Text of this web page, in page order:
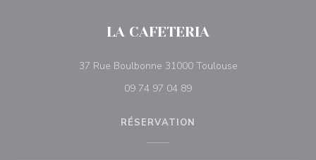
LA CAFETERIA
37 Rue Boulbonne 31000 Toulouse((ouvre une
09 74 97 04 89
RÉSERVATION